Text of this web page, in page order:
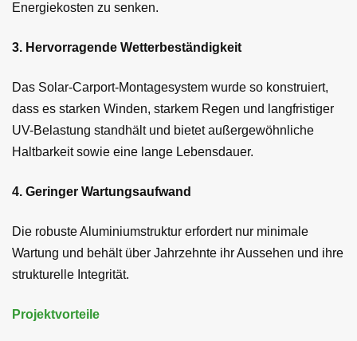
Energiekosten zu senken.
3. Hervorragende Wetterbeständigkeit
Das Solar-Carport-Montagesystem wurde so konstruiert,
dass es starken Winden, starkem Regen und langfristiger
UV-Belastung standhält und bietet außergewöhnliche
Haltbarkeit sowie eine lange Lebensdauer.
4. Geringer Wartungsaufwand
Die robuste Aluminiumstruktur erfordert nur minimale
Wartung und behält über Jahrzehnte ihr Aussehen und ihre
strukturelle Integrität.
Projektvorteile